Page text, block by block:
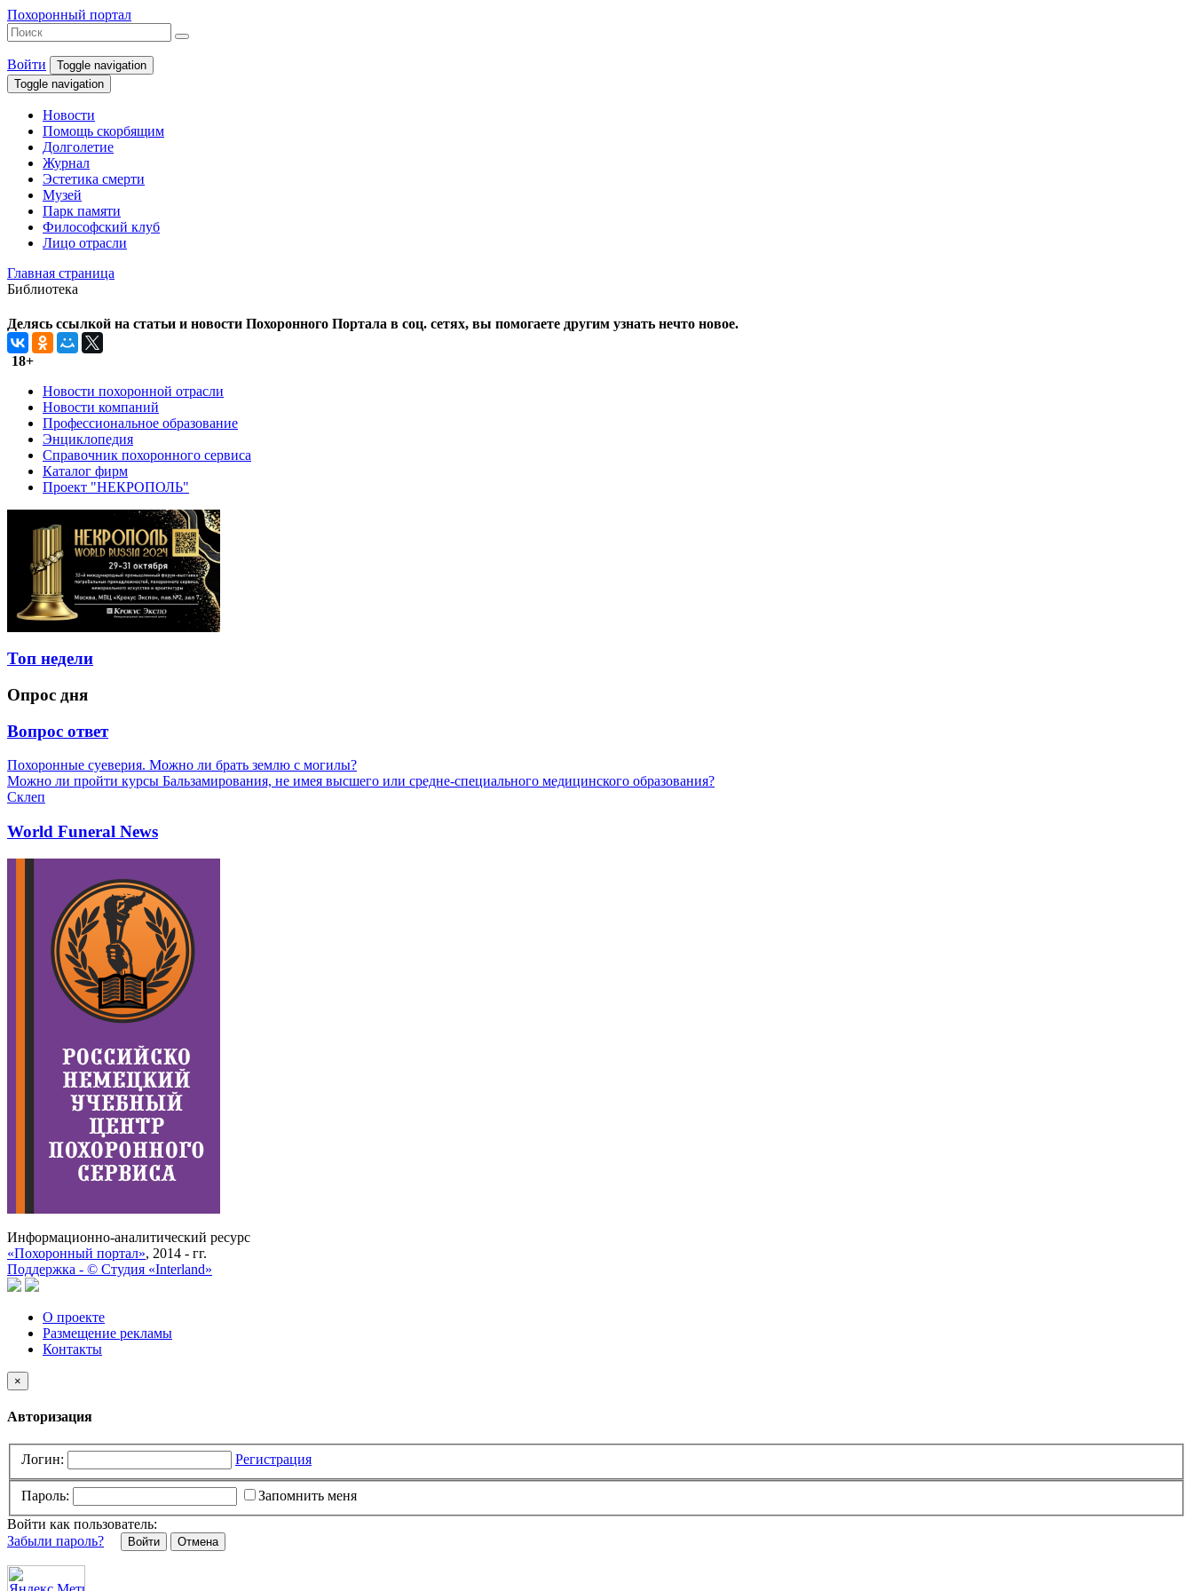
Похоронный портал
Войти
Toggle navigation
Toggle navigation
Новости
Помощь скорбящим
Долголетие
Журнал
Эстетика смерти
Музей
Парк памяти
Философский клуб
Лицо отрасли
Главная страница
Библиотека
Делясь ссылкой на статьи и новости Похоронного Портала в соц. сетях, вы помогаете другим узнать нечто новое.
18+
Новости похоронной отрасли
Новости компаний
Профессиональное образование
Энциклопедия
Справочник похоронного сервиса
Каталог фирм
Проект "НЕКРОПОЛЬ"
Топ недели
Опрос дня
Вопрос ответ
Похоронные суеверия. Можно ли брать землю с могилы?
Можно ли пройти курсы Бальзамирования, не имея высшего или средне-специального медицинского образования?
Склеп
World Funeral News
Информационно-аналитический ресурс
«Похоронный портал», 2014 - гг.
Поддержка - © Cтудия «Interland»
О проекте
Размещение рекламы
Контакты
×
Авторизация
Логин: Регистрация
Пароль:
Запомнить меня
Войти как пользователь:
Забыли пароль?
Отмена